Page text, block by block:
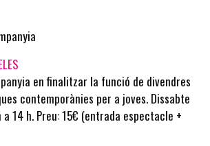
en finalitzar la funció de divendres
contemporànies per a joves. Dissabte
a 14 h. Preu: 15€ (entrada espectacle +